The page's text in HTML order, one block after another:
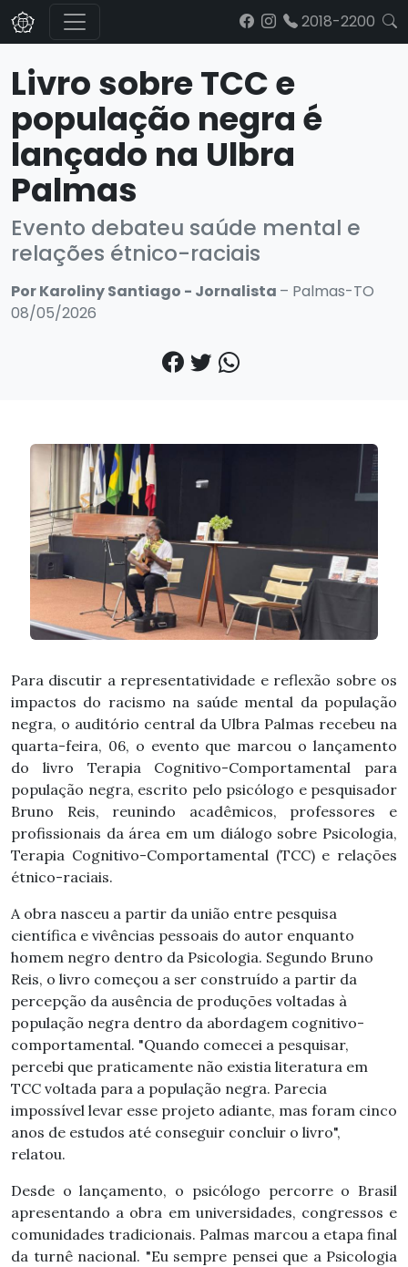
2018-2200
Livro sobre TCC e
população negra é
lançado na Ulbra
Palmas
Evento debateu saúde mental e
relações étnico-raciais
Por Karoliny Santiago - Jornalista – Palmas-TO
08/05/2026
Para discutir a representatividade e reflexão sobre os
impactos do racismo na saúde mental da população
negra, o auditório central da Ulbra Palmas recebeu na
quarta-feira, 06, o evento que marcou o lançamento
do livro Terapia Cognitivo-Comportamental para
população negra, escrito pelo psicólogo e pesquisador
Bruno Reis, reunindo acadêmicos, professores e
profissionais da área em um diálogo sobre Psicologia,
Terapia Cognitivo-Comportamental (TCC) e relações
étnico-raciais.
A obra nasceu a partir da união entre pesquisa
científica e vivências pessoais do autor enquanto
homem negro dentro da Psicologia. Segundo Bruno
Reis, o livro começou a ser construído a partir da
percepção da ausência de produções voltadas à
população negra dentro da abordagem cognitivo-
comportamental. "Quando comecei a pesquisar,
percebi que praticamente não existia literatura em
TCC voltada para a população negra. Parecia
impossível levar esse projeto adiante, mas foram cinco
anos de estudos até conseguir concluir o livro",
relatou.
Desde o lançamento, o psicólogo percorre o Brasil
apresentando a obra em universidades, congressos e
comunidades tradicionais. Palmas marcou a etapa final
da turnê nacional. "Eu sempre pensei que a Psicologia